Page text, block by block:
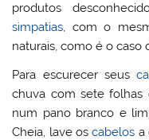
produtos
simpatias, com o
naturais, como é o caso
Para escurecer seus
chuva com sete folhas
num pano branco e
Cheia, lave oscabelos a